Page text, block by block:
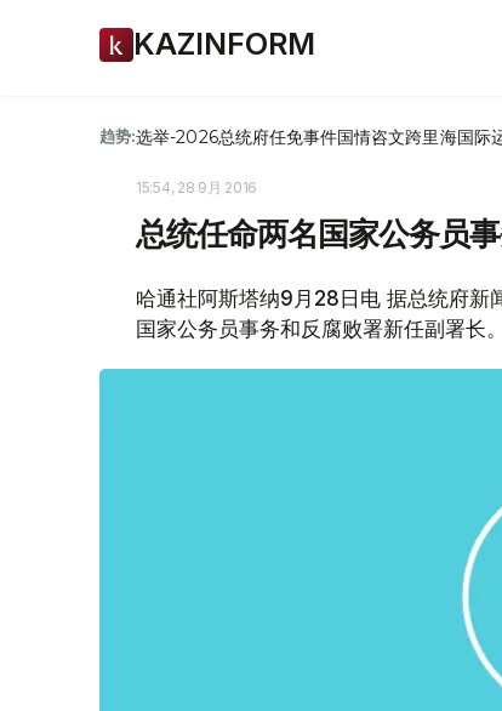
KAZINFORM
趋势:选举-2026总统府任免事件国情咨文跨里海国际
15:54, 28 9月 2016
总统任命两名国家公务员
哈通社阿斯塔纳9月28日电 据总统府新
国家公务员事务和反腐败署新任副署长。